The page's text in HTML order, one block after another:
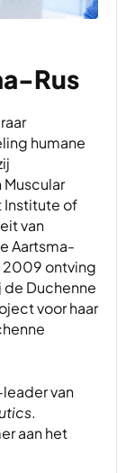
Rus
humane
Institute of
van
Aartsma-
2009 ontving
de Duchenne
voor haar
van
.
aan het